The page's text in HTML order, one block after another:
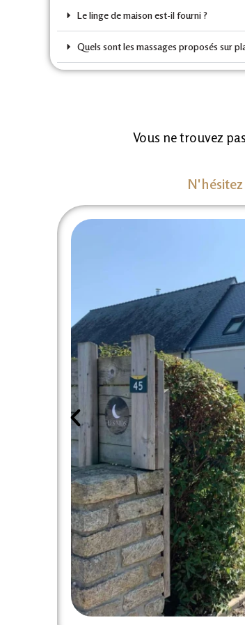
Le linge de maison est-il fourni ?
Quels sont les massages proposés sur
Vous ne trouvez